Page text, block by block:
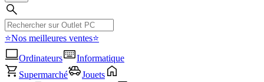
⭐Nos meilleures ventes⭐
Ordinateurs
Informatique
Supermarché
Jouets